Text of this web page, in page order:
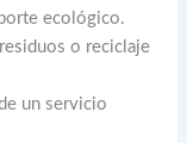
ecológico.
o reciclaje
un servicio